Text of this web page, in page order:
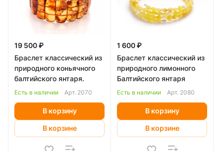
19 500 ₽
Браслет классический из
природного коньячного
балтийского янтаря.
Есть в наличии Арт. 2070
В корзину
В корзине
1 600 ₽
Браслет классический из
природного лимонного
Балтийского янтаря
Есть в наличии Арт. 2080
В корзину
В корзине